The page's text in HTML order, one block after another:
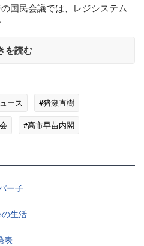
国民会議では、レジシステム
を読む
ース
#猪瀬直樹
#高市早苗内閣
ー子
生活
表